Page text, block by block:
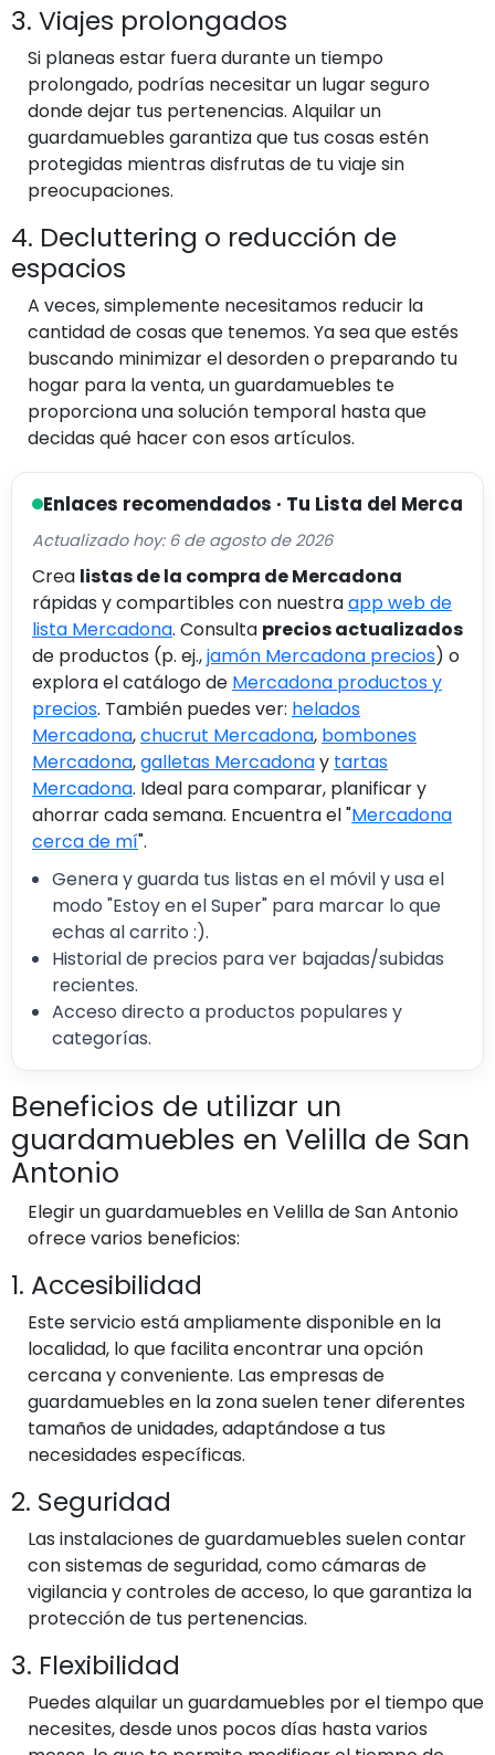
3. Viajes prolongados
Si planeas estar fuera durante un tiempo
prolongado, podrías necesitar un lugar seguro
donde dejar tus pertenencias. Alquilar un
guardamuebles garantiza que tus cosas estén
protegidas mientras disfrutas de tu viaje sin
preocupaciones.
4. Decluttering o reducción de
espacios
A veces, simplemente necesitamos reducir la
cantidad de cosas que tenemos. Ya sea que estés
buscando minimizar el desorden o preparando tu
hogar para la venta, un guardamuebles te
proporciona una solución temporal hasta que
decidas qué hacer con esos artículos.
Enlaces recomendados · Tu Lista del Merca
Actualizado hoy: 6 de agosto de 2026
Crea listas de la compra de Mercadona
rápidas y compartibles con nuestraapp web de
lista Mercadona. Consulta precios actualizados
de productos (p. ej.,jamón Mercadona precios) o
explora el catálogo de Mercadona productos y
precios. También puedes ver: helados
Mercadona,chucrut Mercadona, bombones
Mercadona,galletas Mercadonay tartas
Mercadona. Ideal para comparar, planificar y
ahorrar cada semana. Encuentra el "Mercadona
cerca de mí".
Genera y guarda tus listas en el móvil y usa el
modo "Estoy en el Super" para marcar lo que
echas al carrito :).
Historial de precios para ver bajadas/subidas
recientes.
Acceso directo a productos populares y
categorías.
Beneficios de utilizar un
guardamuebles en Velilla de San
Antonio
Elegir un guardamuebles en Velilla de San Antonio
ofrece varios beneficios:
1. Accesibilidad
Este servicio está ampliamente disponible en la
localidad, lo que facilita encontrar una opción
cercana y conveniente. Las empresas de
guardamuebles en la zona suelen tener diferentes
tamaños de unidades, adaptándose a tus
necesidades específicas.
2. Seguridad
Las instalaciones de guardamuebles suelen contar
con sistemas de seguridad, como cámaras de
vigilancia y controles de acceso, lo que garantiza la
protección de tus pertenencias.
3. Flexibilidad
Puedes alquilar un guardamuebles por el tiempo que
necesites, desde unos pocos días hasta varios